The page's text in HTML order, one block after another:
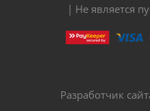
| Не является
Разработчик